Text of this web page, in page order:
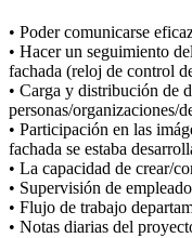
• Poder comunicarse
• Hacer un seguimiento
fachada (reloj de control
• Carga y distribución de
personas/organizaciones/
• Participación en las
fachada se estaba
• La capacidad de crear/
• Supervisión de
• Flujo de trabajo
• Notas diarias del